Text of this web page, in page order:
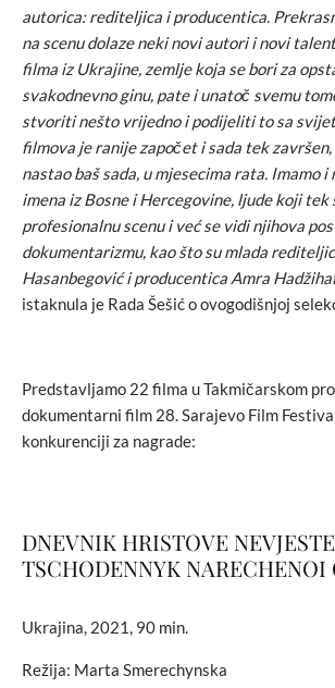
autorica: rediteljica i producentica.
na scenu dolaze neki novi autori i novi
filma iz Ukrajine, zemlje koja se bori za
svakodnevno ginu, pate i unatoč svemu
stvoriti nešto vrijedno i podijeliti to sa
filmova je ranije započet i sada tek završen,
nastao baš sada, u mjesecima rata. Imamo
imena iz Bosne i Hercegovine, ljude koji tek
profesionalnu scenu i već se vidi njihova
dokumentarizmu, kao što su mlada
Hasanbegović i producentica Amra
istaknula je Rada Šešić o ovogodišnjoj
Predstavljamo 22 filma u Takmičarskom
dokumentarni film 28. Sarajevo Film
konkurenciji za nagrade:
DNEVNIK HRISTOVE
TSCHODENNYK NARECHENOI
Ukrajina, 2021, 90 min.
Režija: Marta Smerechynska